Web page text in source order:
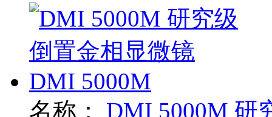
名称： DMI 5000M 研